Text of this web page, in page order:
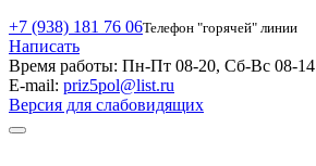
+7 (938) 181 76 06Телефон "горячей" линии
Написать
Время работы: Пн-Пт 08-20, Сб-Вс 08-14
E-mail: priz5pol@list.ru
Версия для слабовидящих